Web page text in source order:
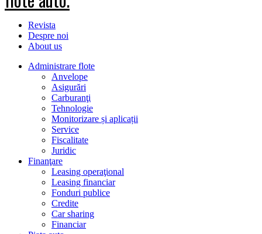
Revista
Despre noi
About us
Administrare flote
Anvelope
Asigurări
Carburanţi
Tehnologie
Monitorizare și aplicații
Service
Fiscalitate
Juridic
Finanţare
Leasing operaţional
Leasing financiar
Fonduri publice
Credite
Car sharing
Financiar